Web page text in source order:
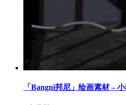
「Bangni邦尼」绘画素材 –